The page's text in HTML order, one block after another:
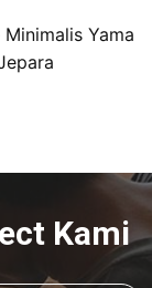
Minimalis Yama
Kami